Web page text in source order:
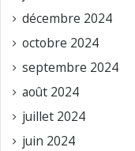
décembre 2024
octobre 2024
septembre 2024
août 2024
juillet 2024
juin 2024